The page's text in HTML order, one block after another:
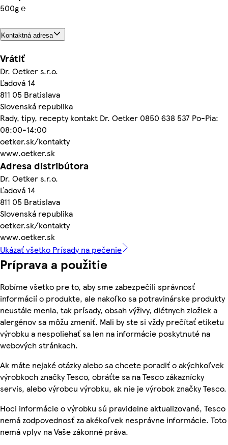
500g ℮
Kontaktná adresa
Vrátiť
Dr. Oetker s.r.o.
Ľadová 14
811 05 Bratislava
Slovenská republika
Rady, tipy, recepty kontakt Dr. Oetker 0850 638 537 Po-Pia:
08:00-14:00
oetker.sk/kontakty
www.oetker.sk
Adresa distribútora
Dr. Oetker s.r.o.
Ľadová 14
811 05 Bratislava
Slovenská republika
oetker.sk/kontakty
www.oetker.sk
Ukázať všetko Prísady na pečenie
Príprava a použitie
Robíme všetko pre to, aby sme zabezpečili správnosť
informácií o produkte, ale nakoľko sa potravinárske produkty
neustále menia, tak prísady, obsah výživy, diétnych zložiek a
alergénov sa môžu zmeniť. Mali by ste si vždy prečítať etiketu
výrobku a nespoliehať sa len na informácie poskytnuté na
webových stránkach.
Ak máte nejaké otázky alebo sa chcete poradiť o akýchkoľvek
výrobkoch značky Tesco, obráťte sa na Tesco zákaznícky
servis, alebo výrobcu výrobku, ak nie je výrobok značky Tesco.
Hoci informácie o výrobku sú pravidelne aktualizované, Tesco
nemá zodpovednosť za akékoľvek nesprávne informácie. Toto
nemá vplyv na Vaše zákonné práva.